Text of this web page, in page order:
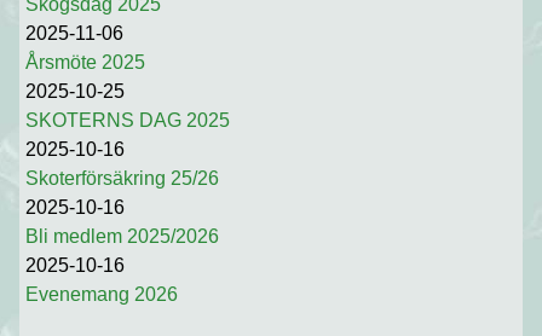
Skogsdag 2025
2025-11-06
Årsmöte 2025
2025-10-25
SKOTERNS DAG 2025
2025-10-16
Skoterförsäkring 25/26
2025-10-16
Bli medlem 2025/2026
2025-10-16
Evenemang 2026